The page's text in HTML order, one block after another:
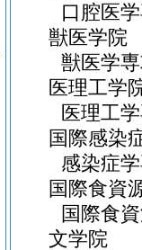
口腔医
獣医学院
獣医学
医理工学
医理工
国際感染
感染症
国際食資
国際食
文学院